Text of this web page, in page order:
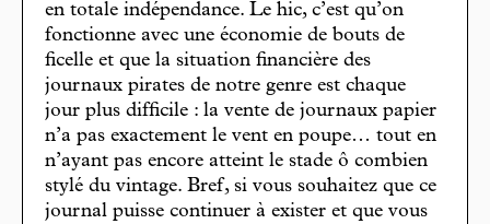
en totale indépendance. Le hic, c’est qu’on
fonctionne avec une économie de bouts de
ficelle et que la situation financière des
journaux pirates de notre genre est chaque
jour plus difficile : la vente de journaux papier
n’a pas exactement le vent en poupe… tout en
n’ayant pas encore atteint le stade ô combien
stylé du vintage. Bref, si vous souhaitez que ce
journal puisse continuer à exister et que vous